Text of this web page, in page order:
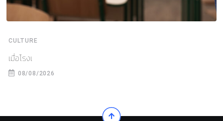
CULTURE
เมื่อโรงเ
08/08/2026